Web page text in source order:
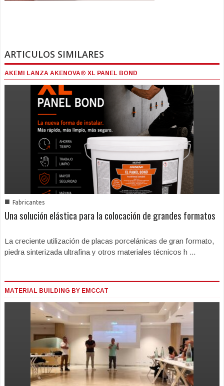
ARTICULOS SIMILARES
AKEMI LANZA AKENOVA® XL PANEL BOND
■ Fabricantes
Una solución elástica para la colocación de grandes formatos
La creciente utilización de placas porcelánicas de gran formato,
piedra sinterizada ultrafina y otros materiales técnicos h ...
MATERIAL BUILDING BY EMCCAT